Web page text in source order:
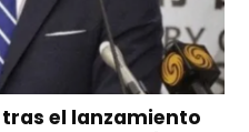
el lanzamiento